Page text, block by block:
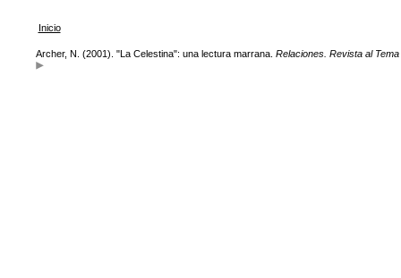
Inicio
Archer, N. (2001). "La Celestina": una lectura marrana. Relaciones. Revista al